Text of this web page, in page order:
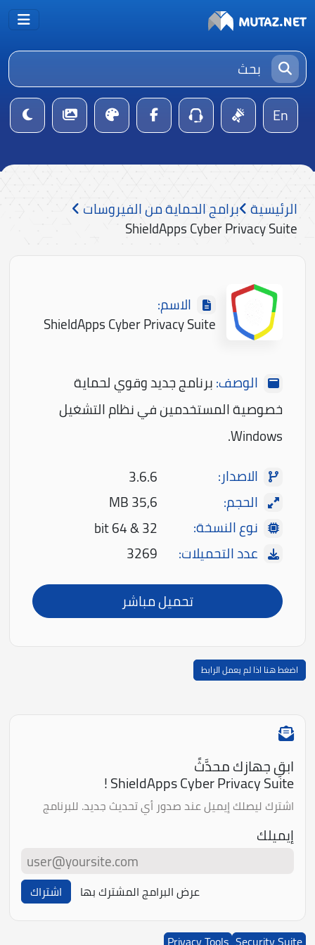
En
الرئيسية برامج الحماية من الفيروسات
ShieldApps Cyber Privacy Suite
الاسم:
ShieldApps Cyber Privacy Suite
الوصف:برنامج جديد وقوي لحماية
خصوصية المستخدمين في نظام التشغيل
Windows.
الاصدار:
3.6.6
الحجم:
35,6 MB
نوع النسخة:
32 & 64 bit
عدد التحميلات:
3269
تحميل مباشر
اضغط هنا اذا لم يعمل الرابط
ابقِ جهازك محدَّثً
ShieldApps Cyber Privacy Suite !
اشترك ليصلك إيميل عند صدور أي تحديث جديد. للبرنامج
إيميلك
عرض البرامج المشترك بها اشتراك